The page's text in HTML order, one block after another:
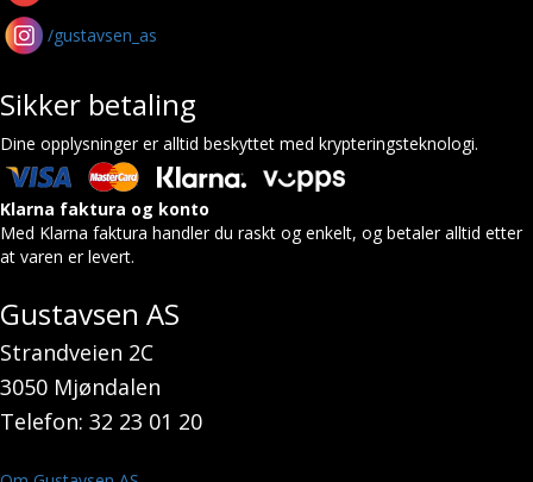
/gustavsen_as
Sikker betaling
Dine opplysninger er alltid beskyttet med krypteringsteknologi.
Klarna faktura og konto
Med Klarna faktura handler du raskt og enkelt, og betaler alltid etter
at varen er levert.
Gustavsen AS
Strandveien 2C
3050 Mjøndalen
Telefon: 32 23 01 20